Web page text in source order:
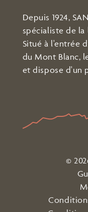
Depuis 1924,
spécialiste de la
Situé à l'entrée
du Mont Blanc,
et dispose d'un
©